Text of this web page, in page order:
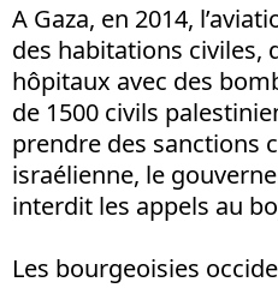
A Gaza, en 2014,
des habitations civiles,
hôpitaux avec des
de 1500 civils
prendre des sanctions
israélienne, le
interdit les appels au
Les bourgeoisies